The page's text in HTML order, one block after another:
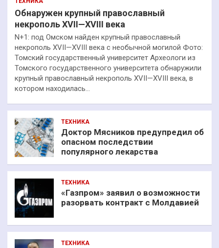
Обнаружен крупный православный
некрополь XVII—XVIII века
N+1: под Омском найден крупный православный
некрополь XVII—XVIII века с необычной могилой Фото:
Томский государственный университет Археологи из
Томского государственного университета обнаружили
крупный православный некрополь XVII—XVIII века, в
котором находилась…
ТЕХНИКА
Доктор Мясников предупредил об
опасном последствии
популярного лекарства
ТЕХНИКА
«Газпром» заявил о возможности
разорвать контракт с Молдавией
ТЕХНИКА